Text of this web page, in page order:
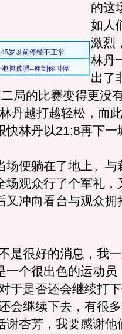
的这
如人
激烈
林丹
出了
局的比赛变得更没
丹越打越轻松，而
快林丹以21:8再下一
便躺在了地上。与
场观众行了个军礼，
又冲向看台与观众拥
很好的消息，我一
一个很出色的运动员
于是否还会继续打
会继续下去，有很
谢杏芳，我要感谢他